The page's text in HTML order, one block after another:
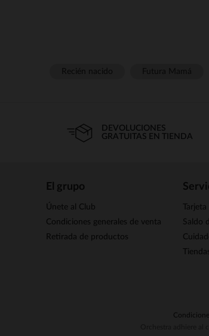
DEVOLUCIONES
GRATUITAS EN TIENDA
El grupo
Únete al Club
Condiciones generales de venta
Retirada de productos
Saldo